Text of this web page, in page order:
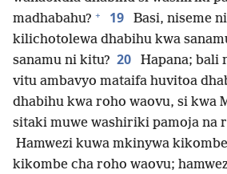
madhabahu? + 19
Basi, niseme
kilichotolewa dhabihu kwa
sanamu ni kitu? 20
Hapana; bali
vitu ambavyo mataifa huvitoa
dhabihu kwa roho waovu, si kwa
sitaki muwe washiriki pamoja na
Hamwezi kuwa mkinywa
kikombe cha roho waovu;